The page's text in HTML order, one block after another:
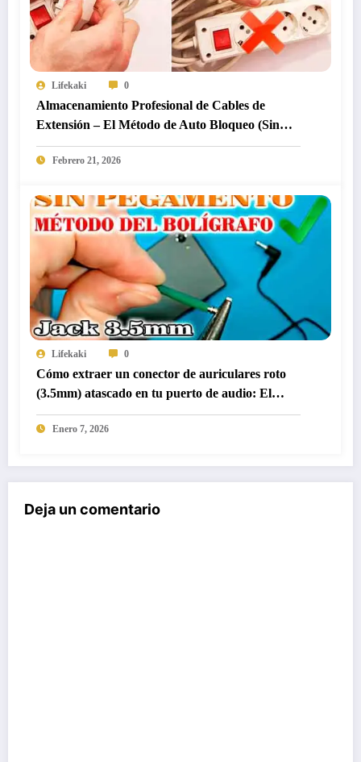
Lifekaki 0
Almacenamiento Profesional de Cables de
Extensión – El Método de Auto Bloqueo (Sin
Enredos)
Febrero 21, 2026
Lifekaki 0
Cómo extraer un conector de auriculares roto
(3.5mm) atascado en tu puerto de audio: El
método mecánico seguro
Enero 7, 2026
Deja un comentario